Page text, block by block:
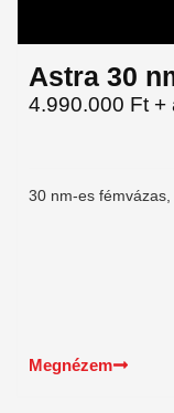
Astra 30
4.990.000 Ft +
30 nm-es fémvázas,
Megnézem